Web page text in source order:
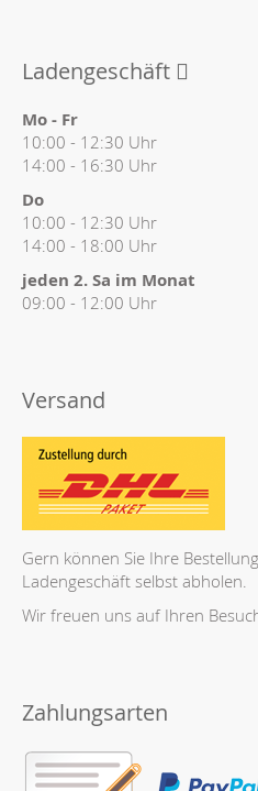
Ladengeschäft
Mo - Fr
10:00 - 12:30 Uhr
14:00 - 16:30 Uhr
Do
10:00 - 12:30 Uhr
14:00 - 18:00 Uhr
jeden 2. Sa im Monat
09:00 - 12:00 Uhr
Versand
Gern können Sie Ihre
Ladengeschäft selbst abholen.
Wir freuen uns auf Ihren
Zahlungsarten